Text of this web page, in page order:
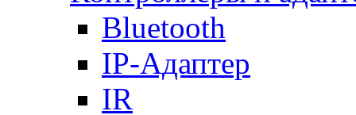
Bluetooth
IP-Адаптер
IR